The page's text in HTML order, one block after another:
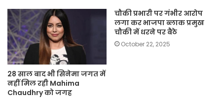
28 साल बाद भी सिनेमा जगत में
नहीं मिल रही Mahima
Chaudhry को जगह
चौकी प्रभारी पर गंभीर आरोप
लगा कर भाजपा ब्लाक प्रमुख
चौकी में धरने पर बैठे
October 22, 2025